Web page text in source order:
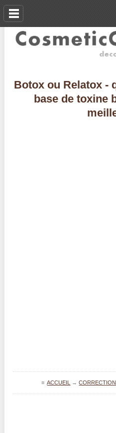
Botox ou Relatox -
base de toxine
≡ACCUEIL →